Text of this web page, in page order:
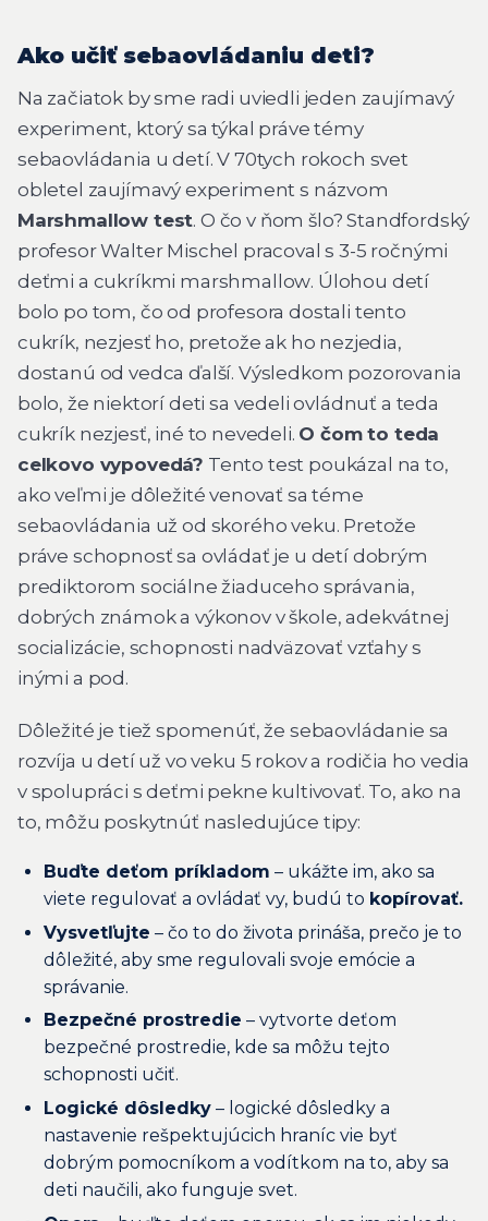
Ako učiť sebaovládaniu deti?
Na začiatok by sme radi uviedli jeden zaujímavý
experiment, ktorý sa týkal práve témy
sebaovládania u detí. V 70tych rokoch svet
obletel zaujímavý experiment s názvom
Marshmallow test. O čo v ňom šlo? Standfordský
profesor Walter Mischel pracoval s 3-5 ročnými
deťmi a cukríkmi marshmallow. Úlohou detí
bolo po tom, čo od profesora dostali tento
cukrík, nezjesť ho, pretože ak ho nezjedia,
dostanú od vedca ďalší. Výsledkom pozorovania
bolo, že niektorí deti sa vedeli ovládnuť a teda
cukrík nezjesť, iné to nevedeli. O čom to teda
celkovo vypovedá? Tento test poukázal na to,
ako veľmi je dôležité venovať sa téme
sebaovládania už od skorého veku. Pretože
práve schopnosť sa ovládať je u detí dobrým
prediktorom sociálne žiaduceho správania,
dobrých známok a výkonov v škole, adekvátnej
socializácie, schopnosti nadväzovať vzťahy s
inými a pod.
Dôležité je tiež spomenúť, že sebaovládanie sa
rozvíja u detí už vo veku 5 rokov a rodičia ho vedia
v spolupráci s deťmi pekne kultivovať. To, ako na
to, môžu poskytnúť nasledujúce tipy:
Buďte deťom príkladom – ukážte im, ako sa
viete regulovať a ovládať vy, budú to kopírovať.
Vysvetľujte – čo to do života prináša, prečo je to
dôležité, aby sme regulovali svoje emócie a
správanie.
Bezpečné prostredie – vytvorte deťom
bezpečné prostredie, kde sa môžu tejto
schopnosti učiť.
Logické dôsledky – logické dôsledky a
nastavenie rešpektujúcich hraníc vie byť
dobrým pomocníkom a vodítkom na to, aby sa
deti naučili, ako funguje svet.